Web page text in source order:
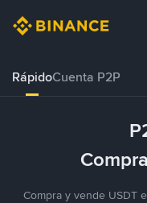
RápidoCuenta P2P
Compra y vende USDT